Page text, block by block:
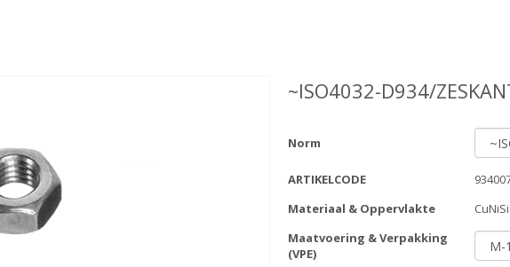
~ISO4032-D934/
Norm
ARTIKELCODE
Materiaal & Oppervlakte
CuNiSi
Maatvoering & Verpakking
(VPE)